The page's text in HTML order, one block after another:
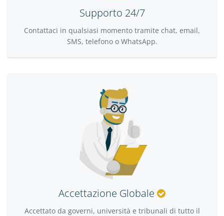
Supporto 24/7
Contattaci in qualsiasi momento tramite chat, email,
SMS, telefono o WhatsApp.
Accettazione Globale
Accettato da governi, università e tribunali di tutto il